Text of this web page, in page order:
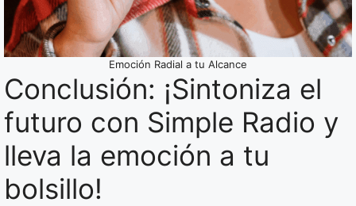
Emoción Radial a tu Alcance
Conclusión: ¡Sintoniza el
futuro con Simple Radio y
lleva la emoción a tu
bolsillo!